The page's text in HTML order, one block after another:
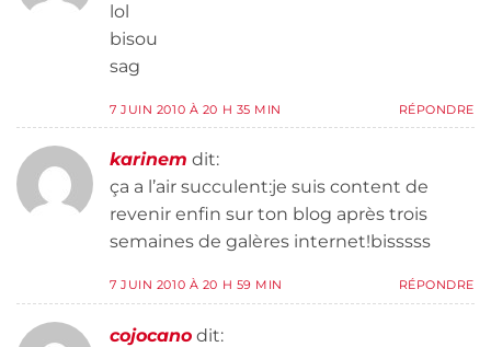
lol
bisou
sag
7 JUIN 2010 À 20 H 35 MIN RÉPONDRE
karinem dit:
ça a l’air succulent:je suis content de
revenir enfin sur ton blog après trois
semaines de galères internet!bisssss
7 JUIN 2010 À 20 H 59 MIN RÉPONDRE
cojocano dit: